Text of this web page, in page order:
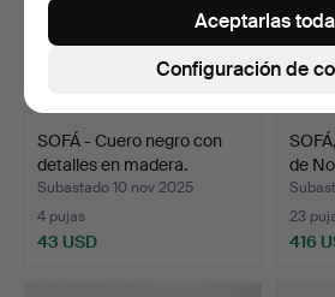
SOFÁ - Cuero negro con
detalles en madera.
Subastado 10 nov 2025
4 pujas
43 USD
de
23
416
Configuración de
Aceptarlas